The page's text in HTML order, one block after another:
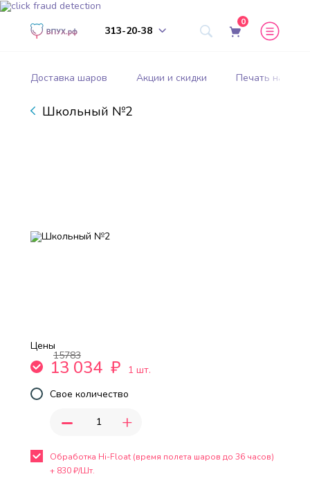
313-20-38
0
Доставка шаров Акции и скидки Печать на
Школьный №2
Цены
15783
13 034 ₽
1 шт.
Свое количество
- +
Обработка Hi-Float (время полета шаров до 36 часов)
+ 830₽/Шт.